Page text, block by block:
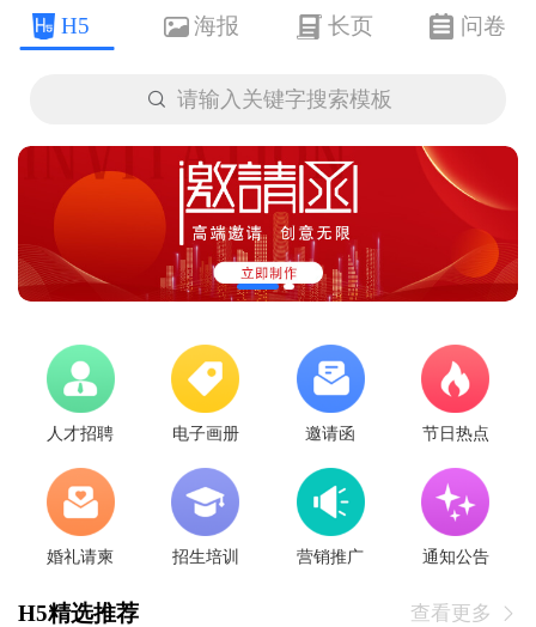
H5 海报 长页 问卷
 请输入关键字搜索模板
人才招聘 电子画册 邀请函 节日热点
婚礼请柬 招生培训 营销推广 通知公告
H5精选推荐 查看更多 